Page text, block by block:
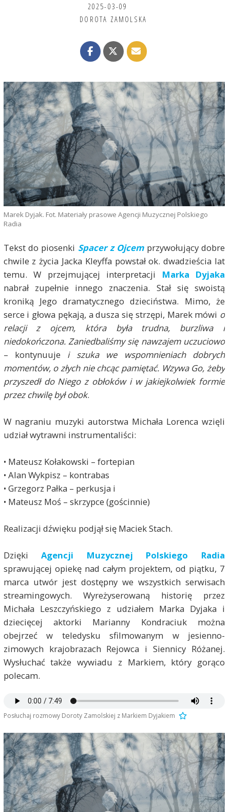
2025-03-09
DOROTA ZAMOLSKA
Marek Dyjak. Fot. Materiały prasowe Agencji Muzycznej Polskiego
Radia
Tekst do piosenki Spacer z Ojcemprzywołujący dobre
chwile z życia Jacka Kleyffa powstał ok. dwadzieścia lat
temu. W przejmującej interpretacji Marka Dyjaka
nabrał zupełnie innego znaczenia. Stał się swoistą
kroniką Jego dramatycznego dzieciństwa. Mimo, że
serce i głowa pękają, a dusza się strzępi, Marek mówi o
relacji z ojcem, która była trudna, burzliwa i
niedokończona. Zaniedbaliśmy się nawzajem uczuciowo
– kontynuuje i szuka we wspomnieniach dobrych
momentów, o złych nie chcąc pamiętać. Wzywa Go, żeby
przyszedł do Niego z obłoków i w jakiejkolwiek formie
przez chwilę był obok.
W nagraniu muzyki autorstwa Michała Lorenca wzięli
udział wytrawni instrumentaliści:
• Mateusz Kołakowski – fortepian
• Alan Wykpisz – kontrabas
• Grzegorz Pałka – perkusja i
• Mateusz Moś – skrzypce (gościnnie)
Realizacji dźwięku podjął się Maciek Stach.
DziękiAgencji Muzycznej Polskiego Radia
sprawującej opiekę nad całym projektem, od piątku, 7
marca utwór jest dostępny we wszystkich serwisach
streamingowych. Wyreżyserowaną historię przez
Michała Leszczyńskiego z udziałem Marka Dyjaka i
dziecięcej aktorki Marianny Kondraciuk można
obejrzeć w teledysku sfilmowanym w jesienno-
zimowych krajobrazach Rejowca i Siennicy Różanej.
Wysłuchać także wywiadu z Markiem, który gorąco
polecam.
Posłuchaj rozmowy Doroty Zamolskiej z Markiem Dyjakiem